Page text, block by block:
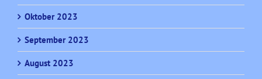
Oktober 2023
September 2023
August 2023